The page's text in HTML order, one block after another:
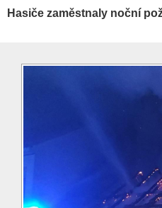
Hasiče zaměstnaly noční